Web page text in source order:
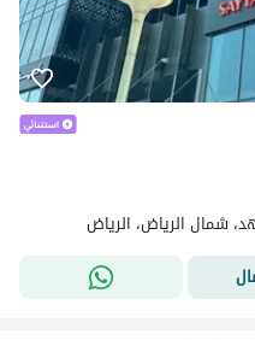
شمال الرياض، الرياض